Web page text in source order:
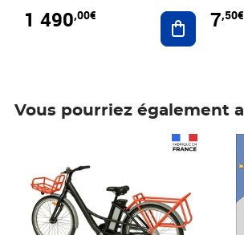
1 490,00€ Ajouter au
7,50€
Vous pourriez également
Prix